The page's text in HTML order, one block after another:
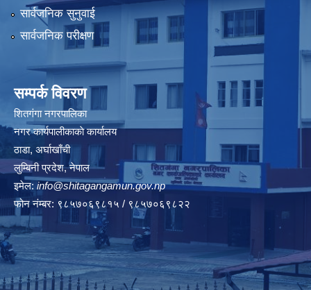
सार्वजनिक सुनुवाई
सार्वजनिक परीक्षण
सम्पर्क विवरण
शितगंगा नगरपालिका
नगर कार्यपालीकाकाे कार्यालय
ठाडा, अर्घाखाँची
लुम्बिनी प्रदेश, नेपाल
इमेल: info@shitagangamun.gov.np
फोन नंम्बर: ९८५७०६९८१५ / ९८५७०६९८२२